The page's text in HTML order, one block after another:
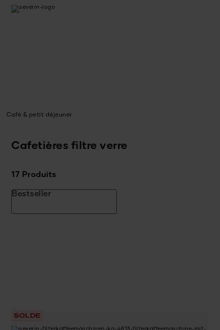
Café & petit déjeuner
Cafetières filtre verre
17 Produits
Bestseller
SOLDE